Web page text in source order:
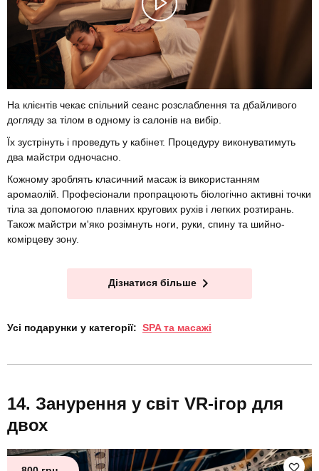
На клієнтів чекає спільний сеанс розслаблення та дбайливого
догляду за тілом в одному із салонів на вибір.
Їх зустрінуть і проведуть у кабінет. Процедуру виконуватимуть
два майстри одночасно.
Кожному зроблять класичний масаж із використанням
аромаолій. Професіонали пропрацюють біологічно активні точки
тіла за допомогою плавних кругових рухів і легких розтирань.
Також майстри м'яко розімнуть ноги, руки, спину та шийно-
комірцеву зону.
Дізнатися більше
Усі подарунки у категорії: SPA та масажі
Занурення у світ VR-ігор для
двох